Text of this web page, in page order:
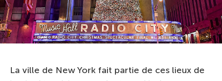
La ville de New York fait partie de ces lieux de